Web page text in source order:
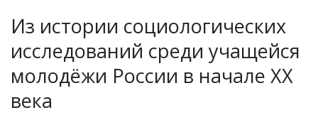
Из истории социологических
исследований среди учащейся
молодёжи России в начале XX
века